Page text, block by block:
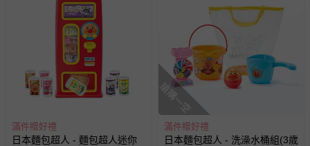
若您對於會員帳號、商品訂購與資訊、購物流程、付款方
式、折價券與購物金的使用、退貨及商品運送方式等有疑
問，你可詳見：
預購商品：預購為海外同步代購，遇缺貨即會通知媽咪並協
助取消退款事宜。
商品如因「價格、組合」等錯誤原因，導致無法安排出貨，
會主動以簡訊及mail通知訂單取消事宜，並將提供適當補
償。
滿件贈好禮
日本麵包超人 - 麵包超人迷你
搶購一空
滿件贈好禮
日本麵包超人 - 洗澡水桶組(3歲